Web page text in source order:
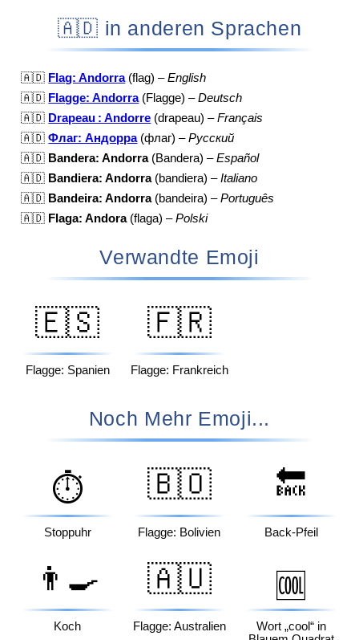
🇦🇩 in anderen Sprachen
🇦🇩 Flag: Andorra(flag) –English
🇦🇩 Flagge: Andorra(Flagge) –Deutsch
🇦🇩 Drapeau : Andorre (drapeau) –Français
🇦🇩 Флаг: Андорра(флаг) –Русский
🇦🇩 Bandera: Andorra(Bandera) –Español
🇦🇩 Bandiera: Andorra(bandiera) –Italiano
🇦🇩 Bandeira: Andorra(bandeira) –Português
🇦🇩 Flaga: Andora(flaga) –Polski
Verwandte Emoji
🇪🇸
Flagge: Spanien
🇫🇷
Flagge: Frankreich
Noch Mehr Emoji...
⏱️
Stoppuhr
🇧🇴
Flagge: Bolivien
🔙
Back-Pfeil
👨‍🍳
Koch
🇦🇺
Flagge: Australien
🆒
Wort „cool“ in